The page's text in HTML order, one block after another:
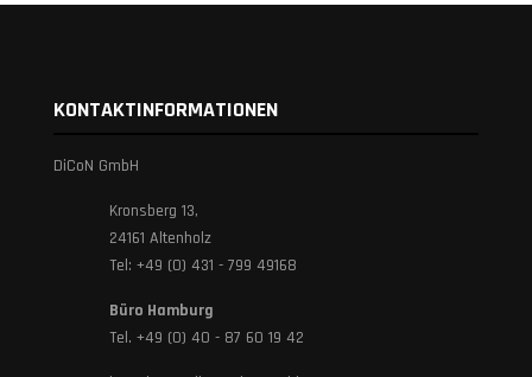
KONTAKTINFORMATIONEN
DiCoN GmbH
Kronsberg 13,
24161 Altenholz
Tel: +49 (0) 431 - 799 49168
Büro Hamburg
Tel. +49 (0) 40 - 87 60 19 42